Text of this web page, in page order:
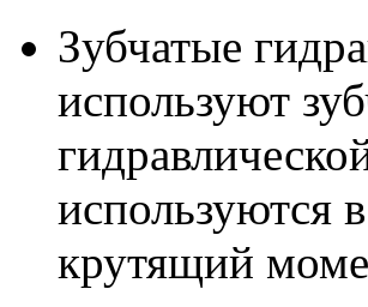
Зубчатые
используют
используются
крутящий